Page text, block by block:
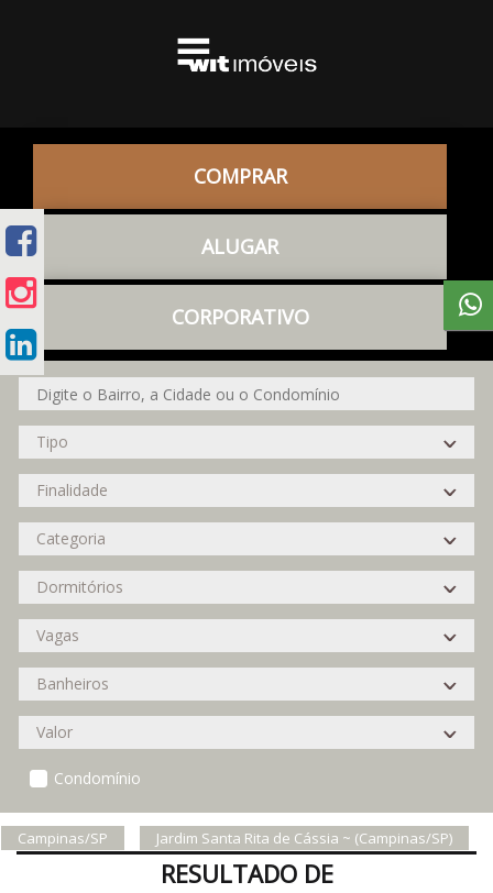
COMPRAR
ALUGAR
CORPORATIVO
Condomínio
Campinas/SP Jardim Santa Rita de Cássia ~ (Campinas/SP)
RESULTADO DE